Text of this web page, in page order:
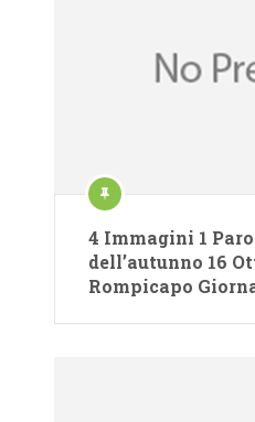
4 Immagini 1
dell’autunno 16
Rompicapo